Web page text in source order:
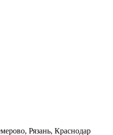
Рязань, Краснодар